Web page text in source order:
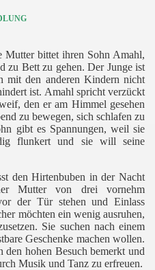
Mutter bittet ihren Sohn Amahl,
zu Bett zu gehen. Der Junge ist
mit den anderen Kindern nicht
ist. Amahl spricht verzückt
den er am Himmel gesehen
zu bewegen, sich schlafen zu
gibt es Spannungen, weil sie
flunkert und sie will seine
den Hirtenbuben in der Nacht
Mutter von drei vornehm
der Tür stehen und Einlass
möchten ein wenig ausruhen,
Sie suchen nach einem
Geschenke machen wollen.
hohen Besuch bemerkt und
Musik und Tanz zu erfreuen.